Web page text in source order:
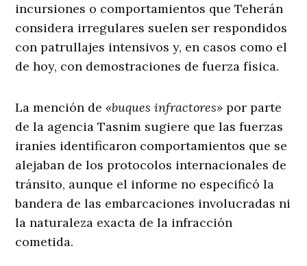
incursiones o comportamientos que Teherán
considera irregulares suelen ser respondidos
con patrullajes intensivos y, en casos como el
de hoy, con demostraciones de fuerza física.
La mención de«buques infractores» por parte
de la agencia Tasnim sugiere que las fuerzas
iraníes identificaron comportamientos que se
alejaban de los protocolos internacionales de
tránsito, aunque el informe no especificó la
bandera de las embarcaciones involucradas ni
la naturaleza exacta de la infracción
cometida.